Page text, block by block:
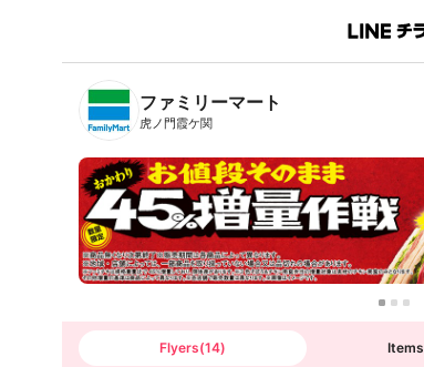
B
n
T
ファミリーマート
虎ノ門霞ケ関
Flyers(14) Items